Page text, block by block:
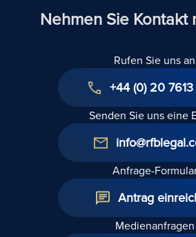
Nehmen Sie Kontakt
Rufen Sie uns an
+44 (0) 20
Senden Sie uns eine
Anfrage-
Antrag
Medienanfragen